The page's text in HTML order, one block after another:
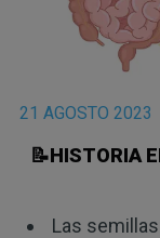
21 AGOSTO 2023
📝HISTORIA
Las